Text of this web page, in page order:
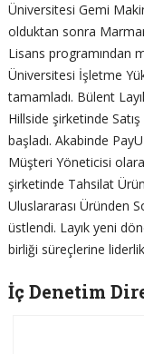
Üniversitesi Gemi
olduktan sonra
Lisans programından
Üniversitesi İşletme
tamamladı. Bülent
Hillside şirketinde
başladı. Akabinde
Müşteri Yöneticisi
şirketinde Tahsilat
Uluslararası Üründen
üstlendi. Layık yeni
birliği süreçlerine
İç Denetim